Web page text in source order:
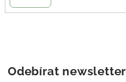
Odebírat newsletter